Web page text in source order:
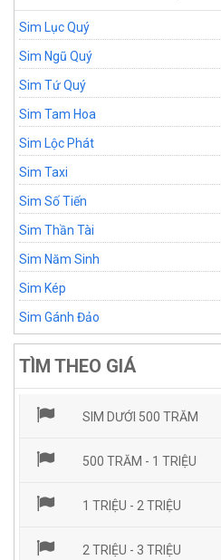
Sim Lục Quý
Sim Ngũ Quý
Sim Tứ Quý
Sim Tam Hoa
Sim Lộc Phát
Sim Taxi
Sim Số Tiến
Sim Thần Tài
Sim Năm Sinh
Sim Kép
Sim Gánh Đảo
TÌM THEO GIÁ
SIM DƯỚI 500 TRĂM
500 TRĂM - 1 TRIỆU
1 TRIỆU - 2 TRIỆU
2 TRIỆU - 3 TRIỆU